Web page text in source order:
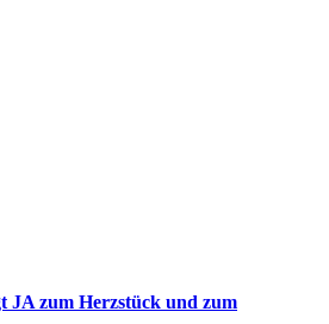
JA zum Herzstück und zum